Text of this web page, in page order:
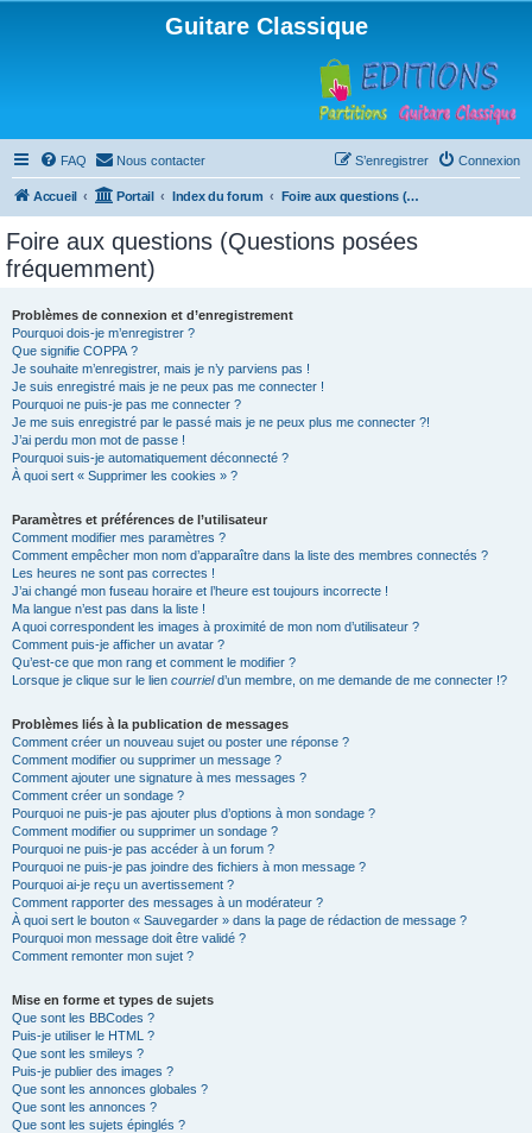
Guitare Classique
FAQ Nous contacter Connexion
S’enregistrer
Accueil Portail Index du forum Foire aux questions (Questions posées fréquemment)
Foire aux questions (Questions posées
fréquemment)
Problèmes de connexion et d’enregistrement
Pourquoi dois-je m’enregistrer ?
Que signifie COPPA ?
Je souhaite m’enregistrer, mais je n’y parviens pas !
Je suis enregistré mais je ne peux pas me connecter !
Pourquoi ne puis-je pas me connecter ?
Je me suis enregistré par le passé mais je ne peux plus me connecter ?!
J’ai perdu mon mot de passe !
Pourquoi suis-je automatiquement déconnecté ?
À quoi sert « Supprimer les cookies » ?
Paramètres et préférences de l’utilisateur
Comment modifier mes paramètres ?
Comment empêcher mon nom d’apparaître dans la liste des membres connectés ?
Les heures ne sont pas correctes !
J’ai changé mon fuseau horaire et l’heure est toujours incorrecte !
Ma langue n’est pas dans la liste !
A quoi correspondent les images à proximité de mon nom d’utilisateur ?
Comment puis-je afficher un avatar ?
Qu’est-ce que mon rang et comment le modifier ?
Lorsque je clique sur le lien courrield’un membre, on me demande de me connecter !?
Problèmes liés à la publication de messages
Comment créer un nouveau sujet ou poster une réponse ?
Comment modifier ou supprimer un message ?
Comment ajouter une signature à mes messages ?
Comment créer un sondage ?
Pourquoi ne puis-je pas ajouter plus d’options à mon sondage ?
Comment modifier ou supprimer un sondage ?
Pourquoi ne puis-je pas accéder à un forum ?
Pourquoi ne puis-je pas joindre des fichiers à mon message ?
Pourquoi ai-je reçu un avertissement ?
Comment rapporter des messages à un modérateur ?
À quoi sert le bouton « Sauvegarder » dans la page de rédaction de message ?
Pourquoi mon message doit être validé ?
Comment remonter mon sujet ?
Mise en forme et types de sujets
Que sont les BBCodes ?
Puis-je utiliser le HTML ?
Que sont les smileys ?
Puis-je publier des images ?
Que sont les annonces globales ?
Que sont les annonces ?
Que sont les sujets épinglés ?